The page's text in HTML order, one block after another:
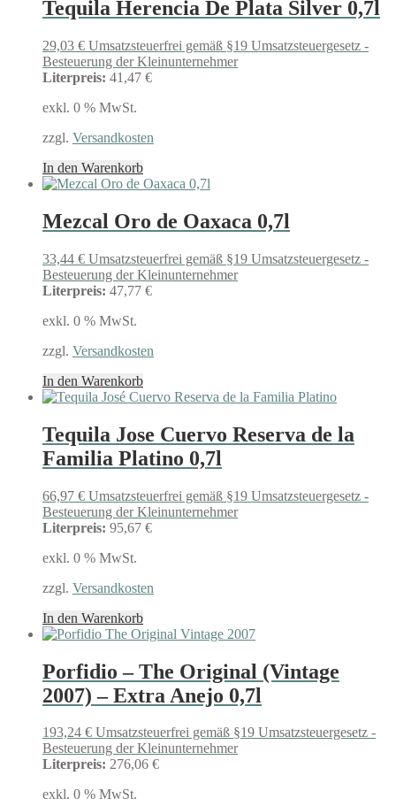
Tequila Herencia De Plata Silver 0,7l
29,03 € Umsatzsteuerfrei gemäß §19 Umsatzsteuergesetz -
Besteuerung der Kleinunternehmer
Literpreis: 41,47 €
exkl. 0 % MwSt.
zzgl. Versandkosten
In den Warenkorb
Mezcal Oro de Oaxaca 0,7l
33,44 € Umsatzsteuerfrei gemäß §19 Umsatzsteuergesetz -
Besteuerung der Kleinunternehmer
Literpreis: 47,77 €
exkl. 0 % MwSt.
zzgl. Versandkosten
In den Warenkorb
Tequila Jose Cuervo Reserva de la
Familia Platino 0,7l
66,97 € Umsatzsteuerfrei gemäß §19 Umsatzsteuergesetz -
Besteuerung der Kleinunternehmer
Literpreis: 95,67 €
exkl. 0 % MwSt.
zzgl. Versandkosten
In den Warenkorb
Porfidio – The Original (Vintage
2007) – Extra Anejo 0,7l
193,24 € Umsatzsteuerfrei gemäß §19 Umsatzsteuergesetz -
Besteuerung der Kleinunternehmer
Literpreis: 276,06 €
exkl. 0 % MwSt.